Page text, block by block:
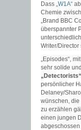
Dass „W1A“
Chemie
„Brand BBC
überspannter
Writer/
„Episodes“,
sehr solide
„Detectorists“
persönlicher
Delaney/
wünschen,
zu erzählen
einen jungen